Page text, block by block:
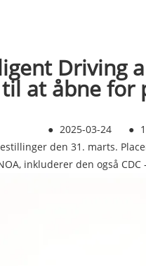
Driving
at åbne
● 2025-03-24 ●
den 31. marts.
inkluderer den også